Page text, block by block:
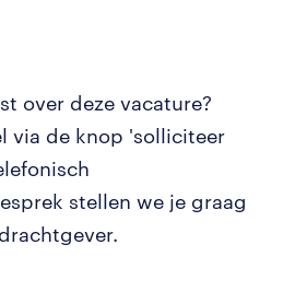
over deze vacature?
via de knop 'solliciteer
stellen we je graag